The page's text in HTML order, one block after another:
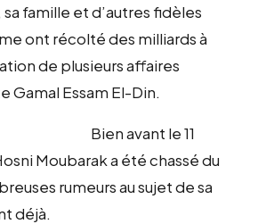
famille et d’autres fidèles
ont récolté des milliards à
de plusieurs affaires
Gamal Essam El-Din.
Bien avant le 11
Moubarak a été chassé du
rumeurs au sujet de sa
déjà.